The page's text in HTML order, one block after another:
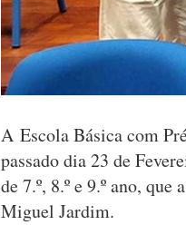
A Escola Básica com
passado dia 23 de
de 7.º, 8.º e 9.º ano,
Miguel Jardim.